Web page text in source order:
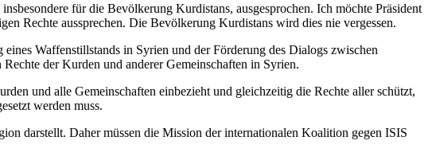
für die Bevölkerung Kurdistans, ausgesprochen. Ich möchte Präsident
Rechte aussprechen. Die Bevölkerung Kurdistans wird dies nie vergessen.
Waffenstillstands in Syrien und der Förderung des Dialogs zwischen
der Kurden und anderer Gemeinschaften in Syrien.
und alle Gemeinschaften einbezieht und gleichzeitig die Rechte aller schützt,
werden muss.
darstellt. Daher müssen die Mission der internationalen Koalition gegen ISIS